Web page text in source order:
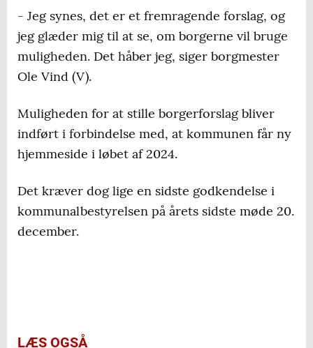
oplysninger.
Det må ikke omhandle enkeltpersoner.
Desuden skal forslagsstiller være fyldt 18 år
Hvis et borgerforslag indenfor seks
måneder opnår 400 stemmer, skal
kommunalbestyrelsen sætte det på
dagsordenen og evt. sætte forslaget til
videre behandling i udvalg.
- Jeg synes, det er et fremragende forslag, og
jeg glæder mig til at se, om borgerne vil bruge
muligheden. Det håber jeg, siger borgmester
Ole Vind (V).
Muligheden for at stille borgerforslag bliver
indført i forbindelse med, at kommunen får ny
hjemmeside i løbet af 2024.
Det kræver dog lige en sidste godkendelse i
kommunalbestyrelsen på årets sidste møde 20.
december.
LÆS OGSÅ